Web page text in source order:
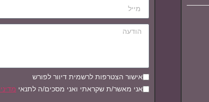
אישור הצטרפות לרשמית דיוור לפורש
אני מאשר/ת שקראתי ואני מסכים/ה לתנאי